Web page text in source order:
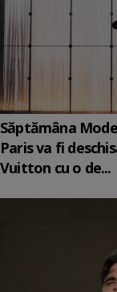
Săptămâna
Paris va fi
Vuitton cu o de...